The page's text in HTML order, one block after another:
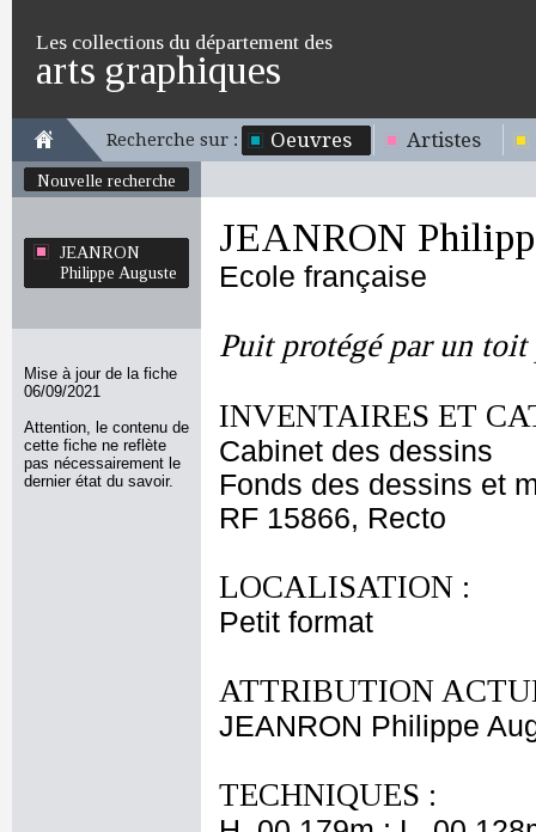
Les collections du département des
arts graphiques
Recherche sur : Oeuvres Artistes
Nouvelle recherche
JEANRON
Philippe Auguste
Mise à jour de la fiche
06/09/2021
Attention, le contenu de
cette fiche ne reflète
pas nécessairement le
dernier état du savoir.
JEANRON
Ecole française
Puit protégé par un
INVENTAIRES ET
Cabinet des dessins
Fonds des dessins et
RF 15866, Recto
LOCALISATION :
Petit format
ATTRIBUTION
JEANRON Philippe
TECHNIQUES :